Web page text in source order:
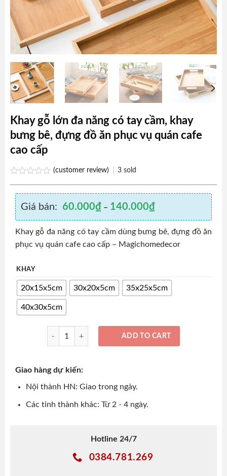
Khay gỗ lớn đa năng có tay cầm, khay
bưng bê, đựng đồ ăn phục vụ quán cafe
cao cấp
out
of
(customer review) 3sold
Giá bán: 60.000₫ – 140.000₫
Khay gỗ đa năng có tay cầm dùng bưng bê, đựng đồ ăn
phục vụ quán cafe cao cấp – Magichomedecor
KHAY
20x15x5cm 30x20x5cm 35x25x5cm
40x30x5cm
Khay gỗ lớn đa năng có tay cầm, khay bưng bê, đựng đồ
ADD TO CART
Giao hàng dự kiến:
Nội thành HN: Giao trong ngày.
Các tỉnh thành khác: Từ 2 - 4 ngày.
Hotline 24/7
0384.781.269